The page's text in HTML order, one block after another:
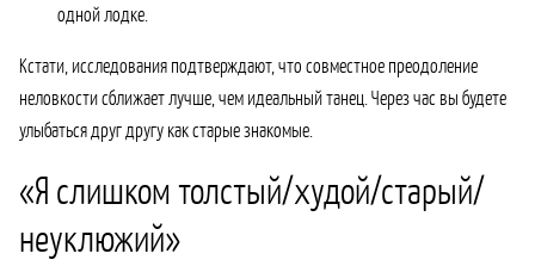
одной лодке.
Кстати, исследования подтверждают, что совместное преодоление
неловкости сближает лучше, чем идеальный танец. Через час вы будете
улыбаться друг другу как старые знакомые.
«Я слишком толстый/худой/старый/
неуклюжий»